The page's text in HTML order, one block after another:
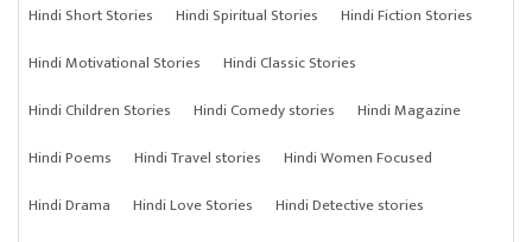
Hindi Short Stories Hindi Spiritual Stories
Hindi Fiction Stories
Hindi Motivational Stories
Hindi Classic Stories
Hindi Children Stories
Hindi Comedy stories
Hindi Magazine
Hindi Poems
Hindi Travel stories
Hindi Women Focused
Hindi Drama
Hindi Love Stories
Hindi Detective stories